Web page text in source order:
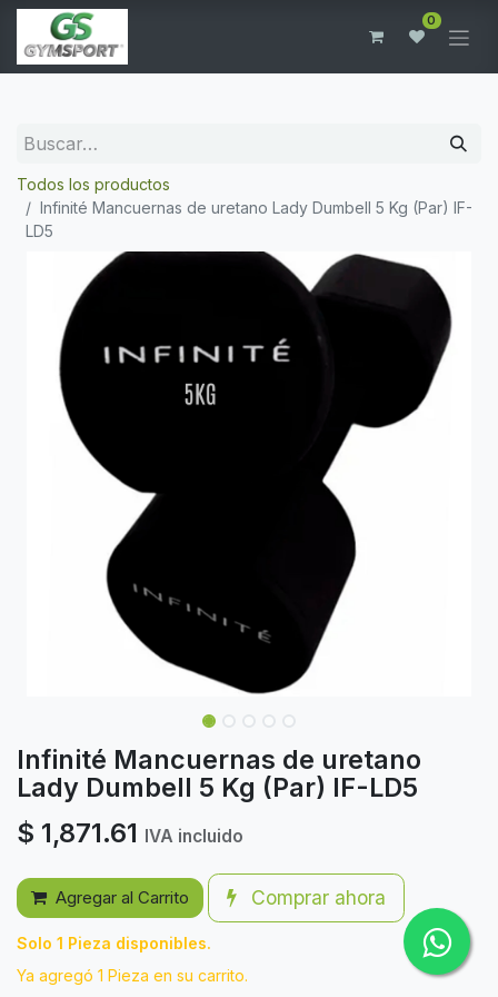
0
Todos los productos
Infinité Mancuernas de uretano Lady Dumbell 5 Kg (Par) IF-
LD5
Infinité Mancuernas de uretano
Lady Dumbell 5 Kg (Par) IF-LD5
$ 1,871.61 IVA incluido
Agregar al Carrito Comprar ahora
Solo 1 Pieza disponibles.
Ya agregó 1 Pieza en su carrito.